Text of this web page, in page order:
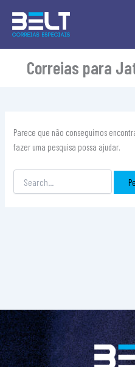
para
conteúdo
Parece que não conseguimos
fazer uma pesquisa possa ajudar.
por: